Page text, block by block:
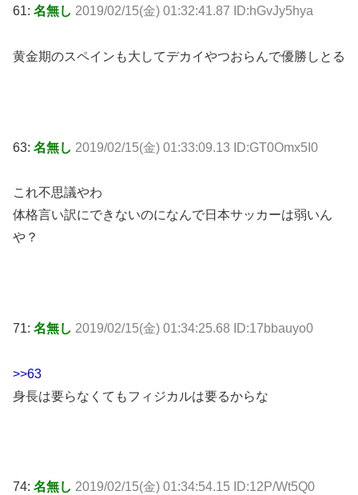
61: 名無し 2019/02/15(金) 01:32:41.87 ID:hGvJy5hya
黄金期のスペインも大してデカイやつおらんで優勝しとる
63: 名無し 2019/02/15(金) 01:33:09.13 ID:GT0Omx5I0
これ不思議やわ
体格言い訳にできないのになんで日本サッカーは弱いん
や？
71: 名無し 2019/02/15(金) 01:34:25.68 ID:17bbauyo0
>>63
身長は要らなくてもフィジカルは要るからな
74: 名無し 2019/02/15(金) 01:34:54.15 ID:12P/Wt5Q0